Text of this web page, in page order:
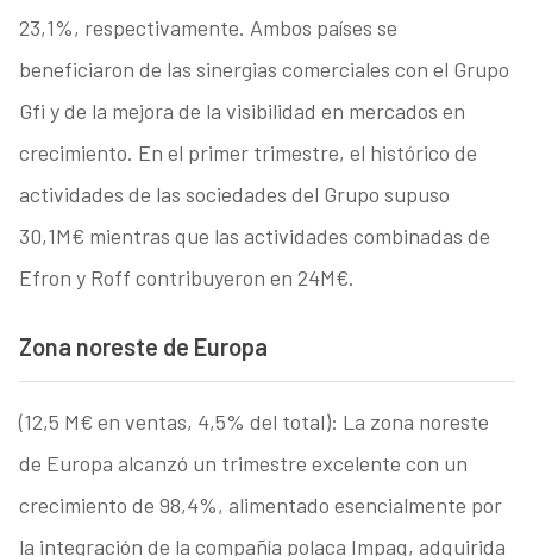
23,1%, respectivamente. Ambos países se
beneficiaron de las sinergias comerciales con el Grupo
Gfi y de la mejora de la visibilidad en mercados en
crecimiento. En el primer trimestre, el histórico de
actividades de las sociedades del Grupo supuso
30,1M€ mientras que las actividades combinadas de
Efron y Roff contribuyeron en 24M€.
Zona noreste de Europa
(12,5 M€ en ventas, 4,5% del total): La zona noreste
de Europa alcanzó un trimestre excelente con un
crecimiento de 98,4%, alimentado esencialmente por
la integración de la compañía polaca Impaq, adquirida